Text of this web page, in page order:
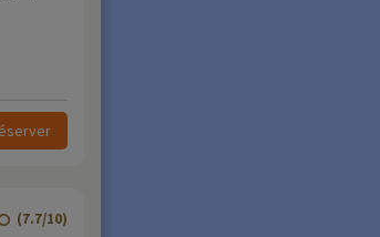
(7.7/10)